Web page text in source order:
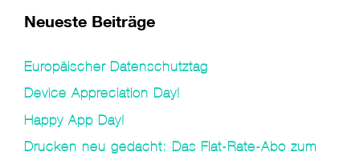
Neueste Beiträge
Europäischer Datenschutztag
Device Appreciation Day!
Happy App Day!
Drucken neu gedacht: Das Flat-Rate-Abo zum